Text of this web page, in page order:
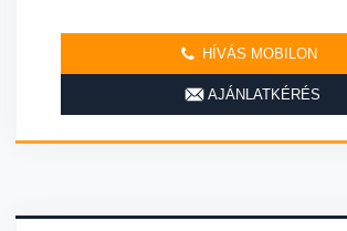
HÍVÁS MOBILON
AJÁNLATKÉRÉS